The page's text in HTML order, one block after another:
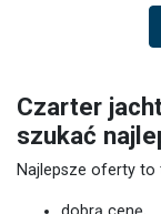
Czarter
szukać
Najlepsze oferty to